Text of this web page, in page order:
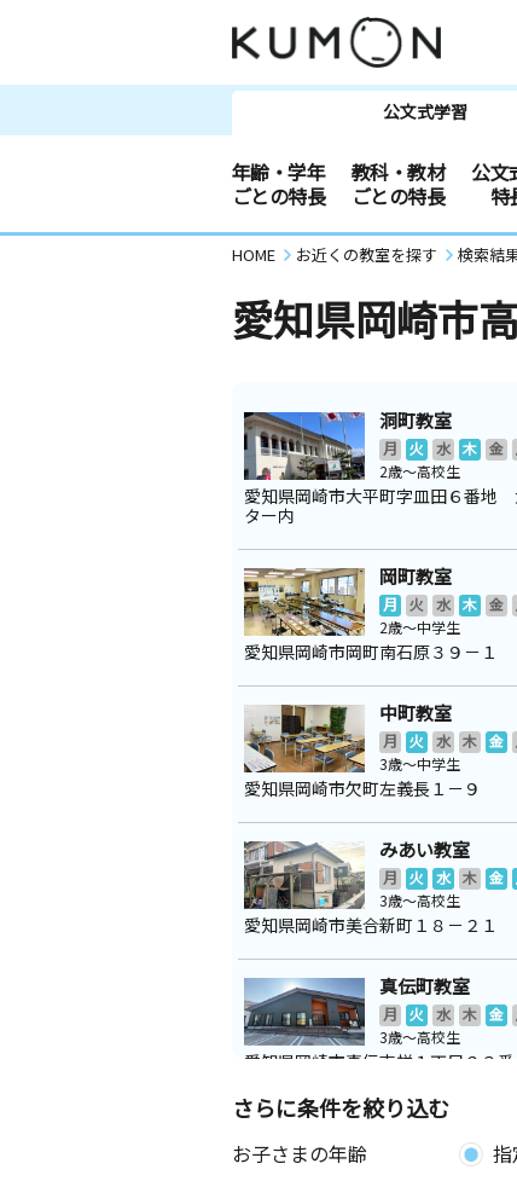
公文式学習
年齢・学年
ごとの特長
教科・教材
ごとの特長
公文
特
HOME お近くの教室を探す 検索結
愛知県岡崎市
洞町教室
月 火 水 木 金
2歳～高校生
愛知県岡崎市大平町字皿田６番地
ター内
岡町教室
月 火 水 木 金
2歳～中学生
愛知県岡崎市岡町南石原３９－１
中町教室
月 火 水 木 金
3歳～中学生
愛知県岡崎市欠町左義長１－９
みあい教室
月 火 水 木 金
3歳～高校生
愛知県岡崎市美合新町１８－２１
真伝町教室
月 火 水 木 金
3歳～高校生
愛知県岡崎市真伝吉祥１丁目２３
光ヶ丘教室
木 金
さらに条件を絞り込む
お子さまの年齢 指